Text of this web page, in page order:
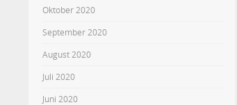
Oktober 2020
September 2020
August 2020
Juli 2020
Juni 2020